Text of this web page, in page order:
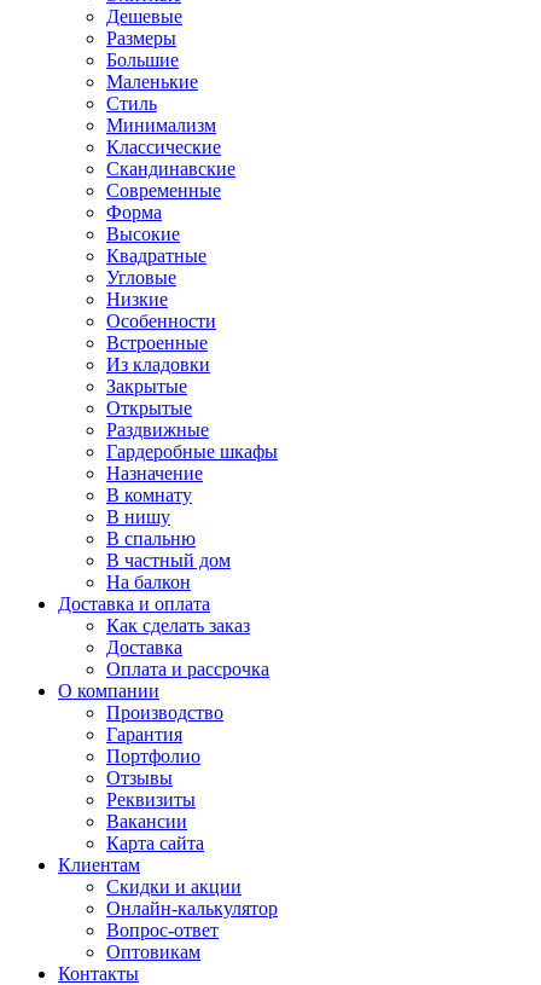
Дешевые
Размеры
Большие
Маленькие
Стиль
Минимализм
Классические
Скандинавские
Современные
Форма
Высокие
Квадратные
Угловые
Низкие
Особенности
Встроенные
Из кладовки
Закрытые
Открытые
Раздвижные
Гардеробные шкафы
Назначение
В комнату
В нишу
В спальню
В частный дом
На балкон
Доставка и оплата
Как сделать заказ
Доставка
Оплата и рассрочка
О компании
Производство
Гарантия
Портфолио
Отзывы
Реквизиты
Вакансии
Карта сайта
Клиентам
Скидки и акции
Онлайн-калькулятор
Вопрос-ответ
Оптовикам
Контакты